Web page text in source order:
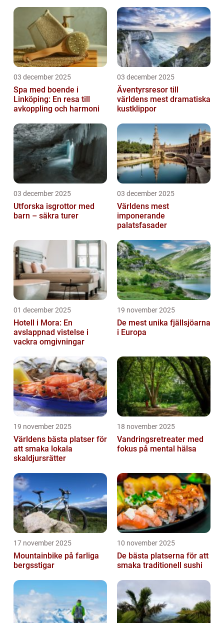
03 december 2025
Spa med boende i
Linköping: En resa till
avkoppling och harmoni
03 december 2025
Äventyrsresor till
världens mest dramatiska
kustklippor
03 december 2025
Utforska isgrottor med
barn – säkra turer
03 december 2025
Världens mest
imponerande
palatsfasader
01 december 2025
Hotell i Mora: En
avslappnad vistelse i
vackra omgivningar
19 november 2025
De mest unika fjällsjöarna
i Europa
19 november 2025
Världens bästa platser för
att smaka lokala
skaldjursrätter
18 november 2025
Vandringsretreater med
fokus på mental hälsa
17 november 2025
Mountainbike på farliga
bergsstigar
10 november 2025
De bästa platserna för att
smaka traditionell sushi